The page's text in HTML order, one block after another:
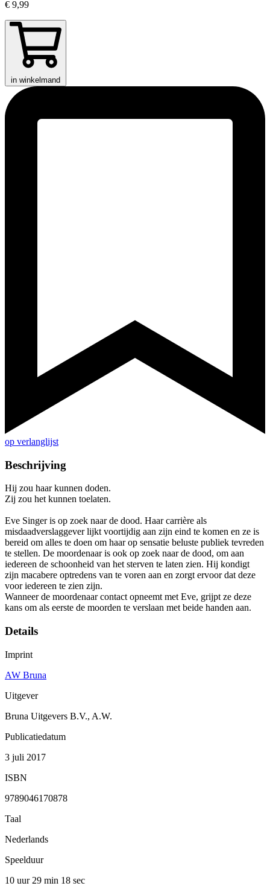
€ 9,99
in winkelmand
op verlanglijst
Beschrijving
Hij zou haar kunnen doden.
Zij zou het kunnen toelaten.
Eve Singer is op zoek naar de dood. Haar carrière als
misdaadverslaggever lijkt voortijdig aan zijn eind te komen en ze is
bereid om alles te doen om haar op sensatie beluste publiek tevreden
te stellen. De moordenaar is ook op zoek naar de dood, om aan
iedereen de schoonheid van het sterven te laten zien. Hij kondigt
zijn macabere optredens van te voren aan en zorgt ervoor dat deze
voor iedereen te zien zijn.
Wanneer de moordenaar contact opneemt met Eve, grijpt ze deze
kans om als eerste de moorden te verslaan met beide handen aan.
Details
Imprint
AW Bruna
Uitgever
Bruna Uitgevers B.V., A.W.
Publicatiedatum
3 juli 2017
ISBN
9789046170878
Taal
Nederlands
Speelduur
10 uur 29 min 18 sec